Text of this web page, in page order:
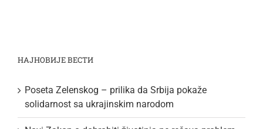
НАЈНОВИЈЕ ВЕСТИ
Poseta Zelenskog – prilika da Srbija pokaže
solidarnost sa ukrajinskim narodom